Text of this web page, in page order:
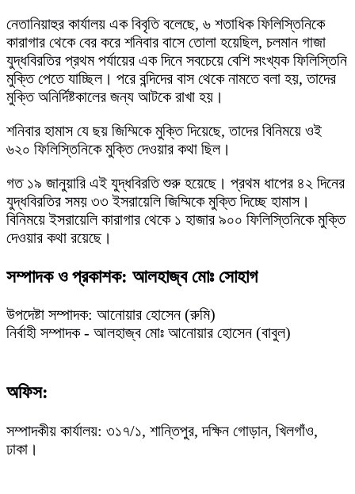
নেতানিয়াহুর কার্যালয় এক বিবৃতি বলেছে, ৬ শতাধিক ফিলিস্তিনিকে
কারাগার থেকে বের করে শনিবার বাসে তোলা হয়েছিল, চলমান গাজা
যুদ্ধবিরতির প্রথম পর্যায়ের এক দিনে সবচেয়ে বেশি সংখ্যক ফিলিস্তিনি
মুক্তি পেতে যাচ্ছিল। পরে বন্দিদের বাস থেকে নামতে বলা হয়, তাদের
মুক্তি অনির্দিষ্টকালের জন্য আটকে রাখা হয়।
শনিবার হামাস যে ছয় জিম্মিকে মুক্তি দিয়েছে, তাদের বিনিময়ে ওই
৬২০ ফিলিস্তিনিকে মুক্তি দেওয়ার কথা ছিল।
গত ১৯ জানুয়ারি এই যুদ্ধবিরতি শুরু হয়েছে। প্রথম ধাপের ৪২ দিনের
যুদ্ধবিরতির সময় ৩৩ ইসরায়েলি জিম্মিকে মুক্তি দিচ্ছে হামাস।
বিনিময়ে ইসরায়েলি কারাগার থেকে ১ হাজার ৯০০ ফিলিস্তিনিকে মুক্তি
দেওয়ার কথা রয়েছে।
সম্পাদক ও প্রকাশক: আলহাজ্ব মোঃ সোহাগ
উপদেষ্টা সম্পাদক: আনোয়ার হোসেন (রুমি)
নির্বাহী সম্পাদক - আলহাজ্ব মোঃ আনোয়ার হোসেন (বাবুল)
অফিস:
সম্পাদকীয় কার্যালয়: ৩১৭/১, শান্তিপুর, দক্ষিন গোড়ান, খিলগাঁও,
ঢাকা।